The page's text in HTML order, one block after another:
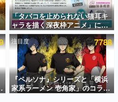
上！ ページビュー数万以上！ などな
まれた、電ファミ渾身の“殿堂入り”記
「タバコを止められない猫耳キ
ャラを描く深夜枠アニメ」に視
聴者の一部から批判意見。違法
薬物の使用と思しき描写も含め
て、BPOが議論を交わす
注目度 7788
『ペルソナ』シリーズと「横浜
家系ラーメン 壱角家」のコラボ
が8月21日から開催。”はがく